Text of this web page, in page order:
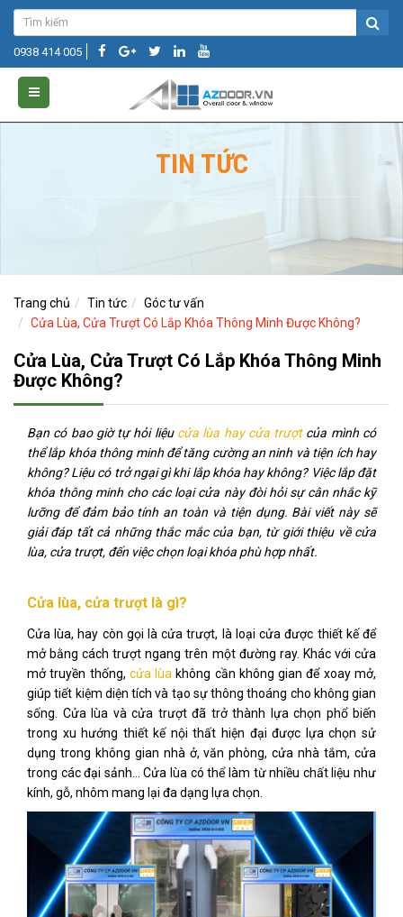
0938 414 005
TIN TỨC
Trang chủ Tin tức
Góc tư vấn
Cửa Lùa, Cửa Trượt Có Lắp Khóa Thông Minh Được Không?
Cửa Lùa, Cửa Trượt Có Lắp Khóa Thông Minh
Được Không?
Bạn có bao giờ tự hỏi liệu cửa lùa hay cửa trượt của mình có
thể lắp khóa thông minh để tăng cường an ninh và tiện ích hay
không? Liệu có trở ngại gì khi lắp khóa hay không? Việc lắp đặt
khóa thông minh cho các loại cửa này đòi hỏi sự cân nhắc kỹ
lưỡng để đảm bảo tính an toàn và tiện dụng. Bài viết này sẽ
giải đáp tất cả những thắc mắc của bạn, từ giới thiệu về cửa
lùa, cửa trượt, đến việc chọn loại khóa phù hợp nhất.
Cửa lùa, cửa trượt là gì?
Cửa lùa, hay còn gọi là cửa trượt, là loại cửa được thiết kế để
mở bằng cách trượt ngang trên một đường ray. Khác với cửa
mở truyền thống, cửa lùa không cần không gian để xoay mở,
giúp tiết kiệm diện tích và tạo sự thông thoáng cho không gian
sống. Cửa lùa và cửa trượt đã trở thành lựa chọn phổ biến
trong xu hướng thiết kế nội thất hiện đại được lựa chọn sử
dụng trong không gian nhà ở, văn phòng, cửa nhà tắm, cửa
trong các đại sảnh… Cửa lùa có thể làm từ nhiều chất liệu như
kính, gỗ, nhôm mang lại đa dạng lựa chọn.